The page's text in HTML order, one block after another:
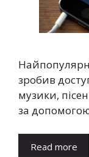
зробив
музики,
за
Read more